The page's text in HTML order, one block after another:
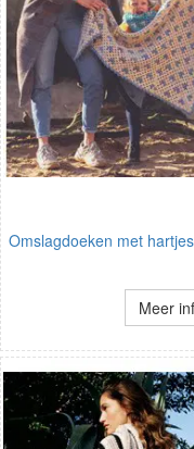
Omslagdoeken met hartjes
Meer